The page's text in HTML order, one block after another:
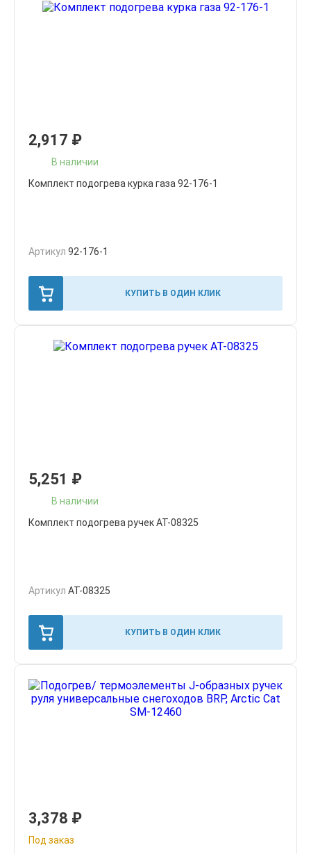
2,917 ₽
В наличии
Комплект подогрева курка газа 92-176-1
Артикул 92-176-1
КУПИТЬ В ОДИН КЛИК
5,251 ₽
В наличии
Комплект подогрева ручек AT-08325
Артикул AT-08325
КУПИТЬ В ОДИН КЛИК
3,378 ₽
Под заказ